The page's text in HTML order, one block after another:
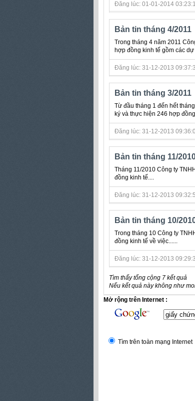
Đăng lúc: 01-01-2014
Bản tin tháng 4/2011
Trong tháng 4 năm 2011
hợp đồng kinh tế gồm các
Đăng lúc: 31-12-2013
Bản tin tháng 3/2011
Từ đầu tháng 1 đến hết
ký và thực hiện 246 hợp
Đăng lúc: 31-12-2013
Bản tin tháng 11/
Tháng 11/2010 Công ty
đồng kinh tế....
Đăng lúc: 31-12-2013
Bản tin tháng 10/
Trong tháng 10 Công ty
đồng kinh tế về việc......
Đăng lúc: 31-12-2013
Tìm thấy tổng cộng 7 kết quả
Nếu kết quả này không như
Mở rộng trên Internet :
Tìm trên toàn mạng Internet